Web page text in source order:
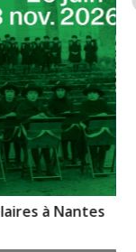
à Nantes